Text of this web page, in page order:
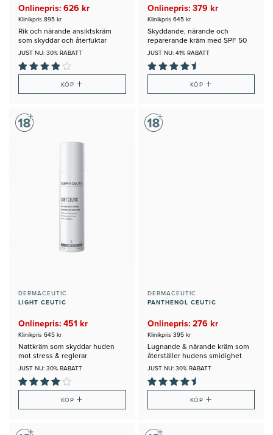
Onlinepris: 626 kr
Klinikpris 895 kr
Rik och närande ansiktskräm
som skyddar och återfuktar
JUST NU: 30% RABATT
KÖP+
Onlinepris: 379 kr
Klinikpris 645 kr
Skyddande, närande och
reparerande kräm med SPF 50
JUST NU: 41% RABATT
KÖP +
DERMACEUTIC
LIGHT CEUTIC
Onlinepris: 451 kr
Klinikpris 645 kr
Nattkräm som skyddar huden
mot stress & reglerar
pigmentproduktionen
JUST NU: 30% RABATT
KÖP+
DERMACEUTIC
PANTHENOL CEUTIC
Onlinepris: 276 kr
Klinikpris 395 kr
Lugnande & närande kräm som
återställer hudens smidighet
JUST NU: 30% RABATT
KÖP +